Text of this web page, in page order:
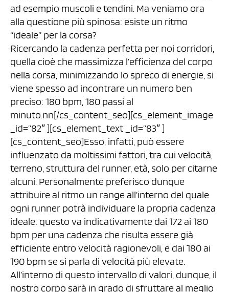
ad esempio muscoli e tendini. Ma veniamo ora
alla questione più spinosa: esiste un ritmo
“ideale” per la corsa?
Ricercando la cadenza perfetta per noi corridori,
quella cioè che massimizza l’efficienza del corpo
nella corsa, minimizzando lo spreco di energie, si
viene spesso ad incontrare un numero ben
preciso: 180 bpm, 180 passi al
minuto.nn[/cs_content_seo][cs_element_image
_id=”82″ ][cs_element_text _id=”83″ ]
[cs_content_seo]Esso, infatti, può essere
influenzato da moltissimi fattori, tra cui velocità,
terreno, struttura del runner, età, solo per citarne
alcuni. Personalmente preferisco dunque
attribuire al ritmo un range all’interno del quale
ogni runner potrà individuare la propria cadenza
ideale: questo va indicativamente dai 172 ai 180
bpm per una cadenza che risulta essere già
efficiente entro velocità ragionevoli, e dai 180 ai
190 bpm se si parla di velocità più elevate.
All’interno di questo intervallo di valori, dunque, il
nostro corpo sarà in grado di sfruttare al meglio